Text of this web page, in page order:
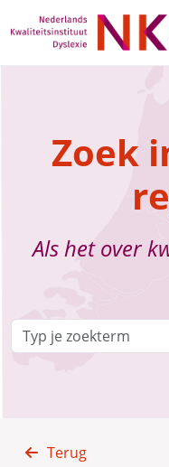
Zoek
Als het over
Terug